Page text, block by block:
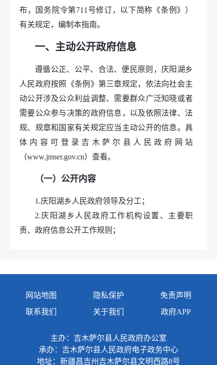
布，国务院令第711号修订，以下简称《条例》）
有关规定，编制本指南。
一、主动公开政府信息
遵循公正、公平、合法、便民原则，庆阳湖乡
人民政府按照《条例》第三章规定，依法向社会主
动公开涉及公众利益调整、需要群众广泛知晓或者
需要公众参与决策的政府信息，以及依照法律、法
规、规章和国家有关规定应当主动公开的信息。具
体内容可登录吉木萨尔县人民政府网站
（www.jmser.gov.cn）查看。
（一）公开内容
1.庆阳湖乡人民政府领导及分工；
2.庆阳湖乡人民政府工作机构设置、主要职
责、政府信息公开工作规则；
4.庆阳湖乡人民政府工作报告、财政预决算报
管理服务信息等；
6.与群众生产生活密切相关的重点领域信息；
7.其他需要公开的政府信息。
网站地图 隐私保护
免责声明
联系我们
关于我们 政府APP
主办：吉木萨尔县人民政府办公室
承办：吉木萨尔县人民政府电子政务中心
地址：新疆昌吉州吉木萨尔县文明西路8号